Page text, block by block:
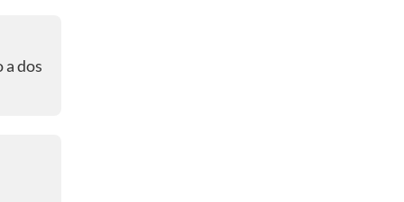
a dos